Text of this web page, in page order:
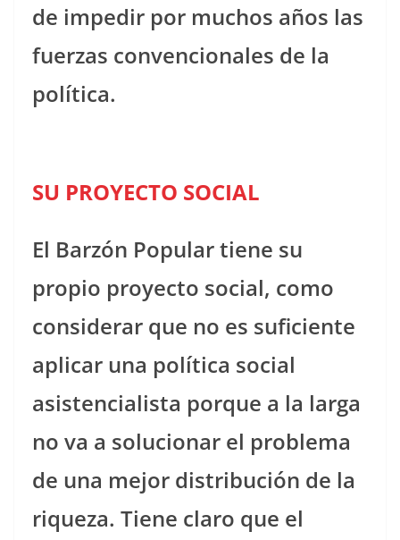
de impedir por muchos años las
fuerzas convencionales de la
política.
SU PROYECTO SOCIAL
El Barzón Popular tiene su
propio proyecto social, como
considerar que no es suficiente
aplicar una política social
asistencialista porque a la larga
no va a solucionar el problema
de una mejor distribución de la
riqueza. Tiene claro que el